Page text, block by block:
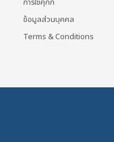
การใช้คุกกี้
ข้อมูลส่วนบุคคล
Terms & Conditions